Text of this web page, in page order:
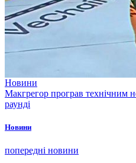
Новини
Макгрегор програв технічним
раунді
Новини
попередні новини